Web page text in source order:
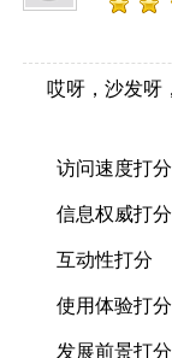
哎呀，沙发呀
访问速度打分
信息权威打分
互动性打分
使用体验打分
发展前景打分